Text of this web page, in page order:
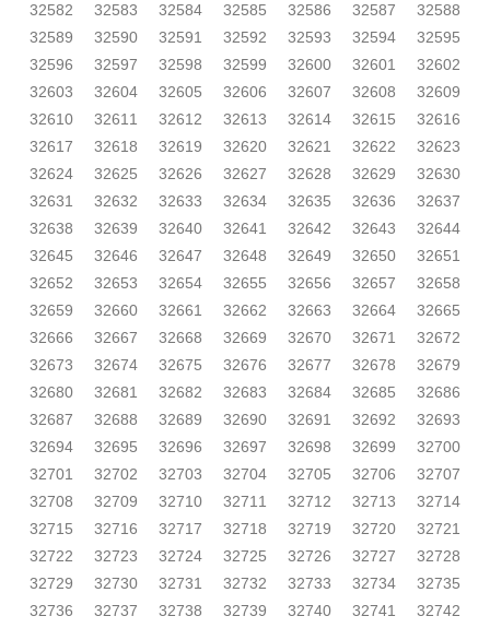
32582
32583 32584 32585 32586 32587
32588
32589
32590 32591 32592 32593 32594
32595
32596
32597 32598 32599 32600 32601
32602
32603
32604 32605 32606 32607 32608
32609
32610
32611 32612 32613 32614 32615
32616
32617
32618 32619 32620 32621 32622
32623
32624
32625 32626 32627 32628 32629
32630
32631
32632 32633 32634 32635 32636
32637
32638
32639 32640 32641 32642 32643
32644
32645
32646 32647 32648 32649 32650
32651
32652
32653 32654 32655 32656 32657
32658
32659
32660 32661 32662 32663 32664
32665
32666
32667 32668 32669 32670 32671
32672
32673
32674 32675 32676 32677 32678
32679
32680
32681 32682 32683 32684 32685
32686
32687
32688 32689 32690 32691 32692
32693
32694
32695 32696 32697 32698 32699
32700
32701
32702 32703 32704 32705 32706
32707
32708
32709 32710 32711 32712 32713
32714
32715
32716 32717 32718 32719 32720
32721
32722
32723 32724 32725 32726 32727
32728
32729
32730 32731 32732 32733 32734
32735
32736
32737 32738 32739 32740 32741
32742